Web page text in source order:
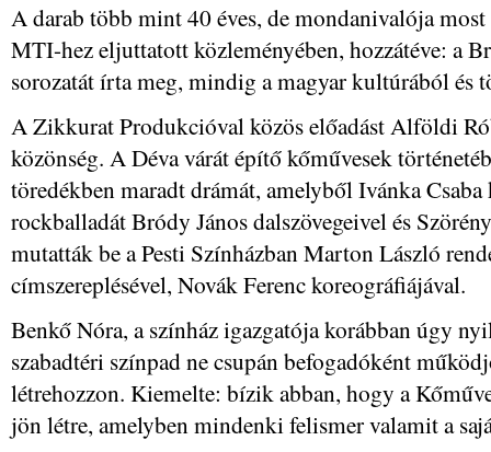
A darab több mint 40 éves, de mondanivalója
MTI-hez eljuttatott közleményében, hozzátéve: a
sorozatát írta meg, mindig a magyar kultúrából és
A Zikkurat Produkcióval közös előadást Alföldi
közönség. A Déva várát építő kőművesek
töredékben maradt drámát, amelyből Ivánka
rockballadát Bródy János dalszövegeivel és
mutatták be a Pesti Színházban Marton László
címszereplésével, Novák Ferenc koreográfiájával.
Benkő Nóra, a színház igazgatója korábban úgy
szabadtéri színpad ne csupán befogadóként
létrehozzon. Kiemelte: bízik abban, hogy a
jön létre, amelyben mindenki felismer valamit a